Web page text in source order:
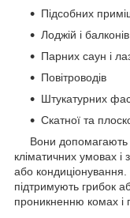
Підсобних
Лоджій і балконів
Парних саун і
Повітроводів
Штукатурних
Скатної та
Вони допомагають
кліматичних умовах
або кондиціонування.
підтримують грибок
проникненню комах і